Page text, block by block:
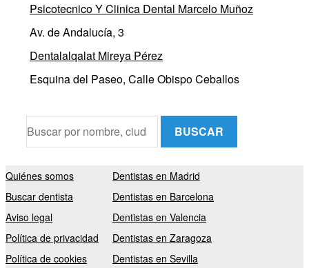
Psicotecnico Y Clinica Dental Marcelo Muñoz
Av. de Andalucía, 3
Dentalalqalat Mireya Pérez
Esquina del Paseo, Calle Obispo Ceballos
BUSCAR
Quiénes somos
Buscar dentista
Aviso legal
Política de privacidad
Política de cookies
Dentistas en Madrid
Dentistas en Barcelona
Dentistas en Valencia
Dentistas en Zaragoza
Dentistas en Sevilla